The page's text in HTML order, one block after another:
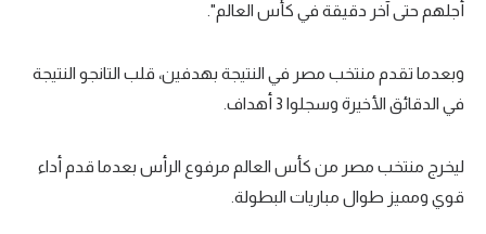
أجلهم حتى آخر دقيقة في كأس العالم".
وبعدما تقدم منتخب مصر في النتيجة بهدفين، قلب التانجو النتيجة
في الدقائق الأخيرة وسجلوا 3 أهداف.
ليخرج منتخب مصر من كأس العالم مرفوع الرأس بعدما قدم أداء
قوي ومميز طوال مباريات البطولة.